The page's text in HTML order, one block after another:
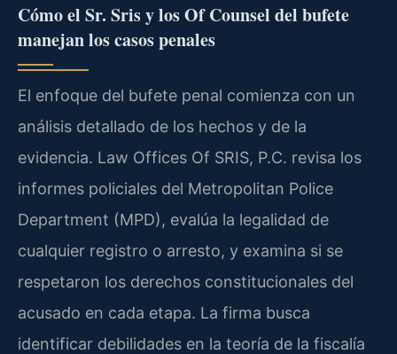
Cómo el Sr. Sris y los Of Counsel del bufete
manejan los casos penales
El enfoque del bufete penal comienza con un
análisis detallado de los hechos y de la
evidencia. Law Offices Of SRIS, P.C. revisa los
informes policiales del Metropolitan Police
Department (MPD), evalúa la legalidad de
cualquier registro o arresto, y examina si se
respetaron los derechos constitucionales del
acusado en cada etapa. La firma busca
identificar debilidades en la teoría de la fiscalía